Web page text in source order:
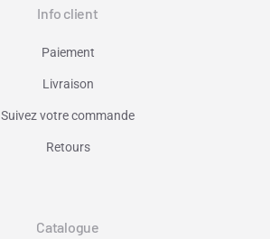
Info client
Paiement
Livraison
Suivez votre commande
Retours
Catalogue